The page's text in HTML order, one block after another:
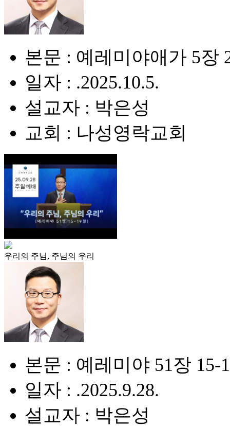
본문 : 예레미야애가 5장
일자 : .2025.10.5.
설교자 : 박은성
교회 : 나성영락교회
우리의 주님, 주님의 우리
본문 : 예레미야 51장 15-
일자 : .2025.9.28.
설교자 : 박은성